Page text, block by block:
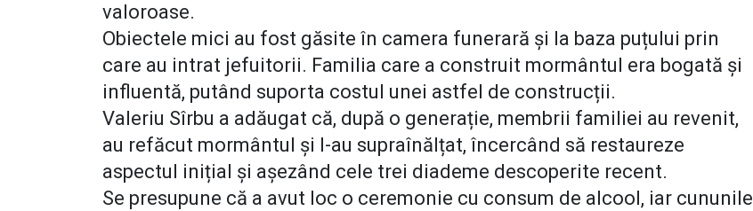
valoroase.
Obiectele mici au fost găsite în camera funerară și la baza puțului prin
care au intrat jefuitorii. Familia care a construit mormântul era bogată și
influentă, putând suporta costul unei astfel de construcții.
Valeriu Sîrbu a adăugat că, după o generație, membrii familiei au revenit,
au refăcut mormântul și l-au supraînălțat, încercând să restaureze
aspectul inițial și așezând cele trei diademe descoperite recent.
Se presupune că a avut loc o ceremonie cu consum de alcool, iar cununile